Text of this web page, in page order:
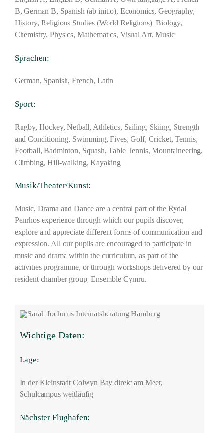
B, German B, Spanish (ab initio), Economics, Geography,
History, Religious Studies (World Religions), Biology,
Chemistry, Physics, Mathematics, Visual Art, Music
Sprachen:
German, Spanish, French, Latin
Sport:
Rugby, Hockey, Netball, Athletics, Sailing, Skiing, Strength
and Conditioning, Swimming, Fives, Golf, Cricket, Tennis,
Football, Badminton, Squash, Table Tennis, Mountaineering,
Climbing, Hill-walking, Kayaking
Musik/Theater/Kunst:
Music, Drama and Dance are a central part of the Rydal
Penrhos experience through which our pupils discover,
explore and appreciate different forms of communication and
expression. All our pupils are encouraged to participate in
music and drama within the curriculum, as part of the
activities programme, or through workshops delivered by our
resident chamber group, Ensemble Cymru.
Wichtige Daten:
Lage:
In der Kleinstadt Colwyn Bay direkt am Meer,
Schulcampus weitläufig
Nächster Flughafen: